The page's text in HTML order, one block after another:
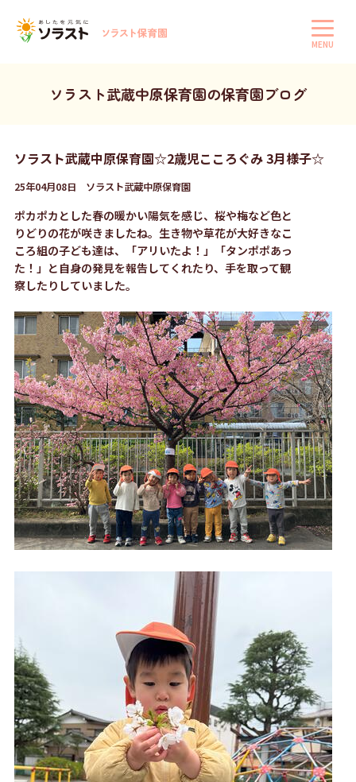
MENU
ソラスト武蔵中原保育園の保育園ブログ
ソラスト武蔵中原保育園☆2歳児こころぐみ 3月様子☆
25年04月08日 ソラスト武蔵中原保育園
ポカポカとした春の暖かい陽気を感じ、桜や梅など色と
りどりの花が咲きましたね。生き物や草花が大好きなこ
ころ組の子ども達は、「アリいたよ！」「タンポポあっ
た！」と自身の発見を報告してくれたり、手を取って観
察したりしていました。